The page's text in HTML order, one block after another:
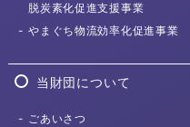
脱炭素化促進支援事業
やまぐち物流効率化促進事業
当財団について
ごあいさつ